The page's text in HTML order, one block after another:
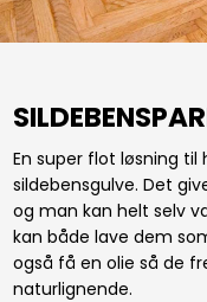
​En super flot løsning
sildebensgulve. Det
og man kan helt selv
kan både lave dem
også få en olie så de
naturlignende.